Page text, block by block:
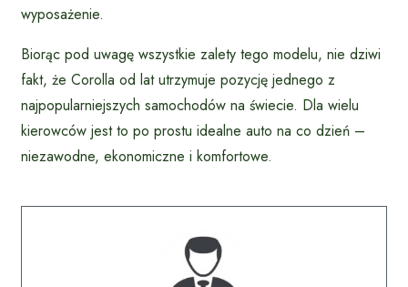
wyposażenie.
Biorąc pod uwagę wszystkie zalety tego modelu, nie dziwi
fakt, że Corolla od lat utrzymuje pozycję jednego z
najpopularniejszych samochodów na świecie. Dla wielu
kierowców jest to po prostu idealne auto na co dzień –
niezawodne, ekonomiczne i komfortowe.